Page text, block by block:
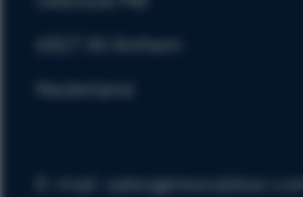
6827 AV Arnhem
Nederland
E-mail: sales@trexrubber.com